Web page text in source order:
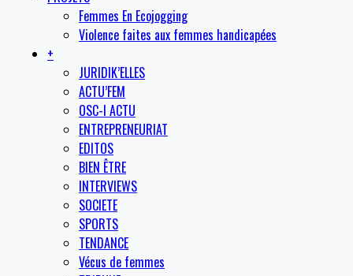
Femmes En Ecojogging
Violence faites aux femmes handicapées
+
JURIDIK’ELLES
ACTU’FEM
OSC-I ACTU
ENTREPRENEURIAT
EDITOS
BIEN ÊTRE
INTERVIEWS
SOCIETE
SPORTS
TENDANCE
Vécus de femmes